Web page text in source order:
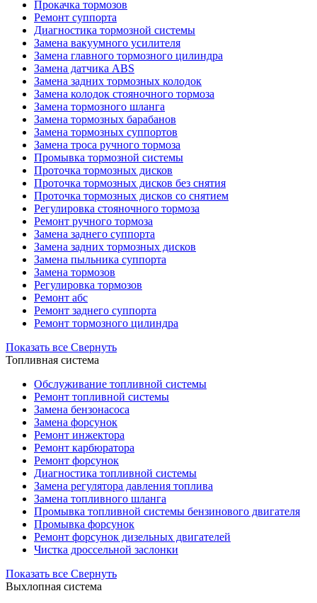
Прокачка тормозов
Ремонт суппорта
Диагностика тормозной системы
Замена вакуумного усилителя
Замена главного тормозного цилиндра
Замена датчика ABS
Замена задних тормозных колодок
Замена колодок стояночного тормоза
Замена тормозного шланга
Замена тормозных барабанов
Замена тормозных суппортов
Замена троса ручного тормоза
Промывка тормозной системы
Проточка тормозных дисков
Проточка тормозных дисков без снятия
Проточка тормозных дисков со снятием
Регулировка стояночного тормоза
Ремонт ручного тормоза
Замена заднего суппорта
Замена задних тормозных дисков
Замена пыльника суппорта
Замена тормозов
Регулировка тормозов
Ремонт абс
Ремонт заднего суппорта
Ремонт тормозного цилиндра
Показать все Свернуть
Топливная система
Обслуживание топливной системы
Ремонт топливной системы
Замена бензонасоса
Замена форсунок
Ремонт инжектора
Ремонт карбюратора
Ремонт форсунок
Диагностика топливной системы
Замена регулятора давления топлива
Замена топливного шланга
Промывка топливной системы бензинового двигателя
Промывка форсунок
Ремонт форсунок дизельных двигателей
Чистка дроссельной заслонки
Показать все Свернуть
Выхлопная система